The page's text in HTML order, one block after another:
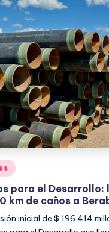
para el Desarrollo:
km de caños a
inicial de $ 196.414